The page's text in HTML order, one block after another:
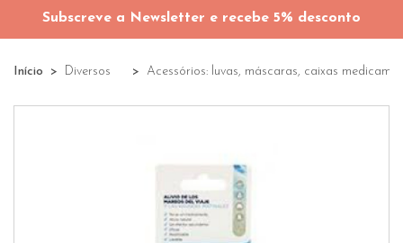
Subscreve a Newsletter e recebe 5% desconto
Início Diversos Acessórios: luvas, máscaras, caixas